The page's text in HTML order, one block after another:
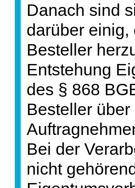
Danach sind
darüber einig,
Besteller
Entstehung
des § 868
Besteller
Bei der
nicht